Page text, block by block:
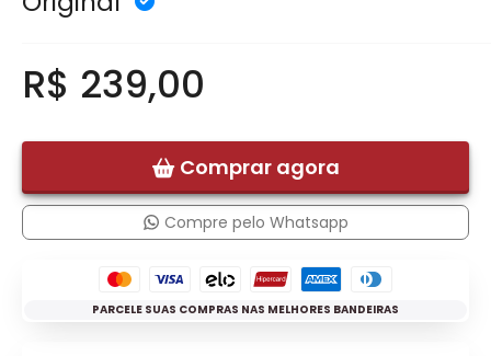
R$ 239,00
Comprar agora
Compre pelo Whatsapp
PARCELE SUAS COMPRAS NAS MELHORES BANDEIRAS